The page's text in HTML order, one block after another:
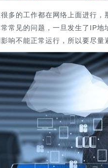
的工作都在网络上面进行，
常见的问题，一旦发生了IP地
响不能正常运行，所以要尽量